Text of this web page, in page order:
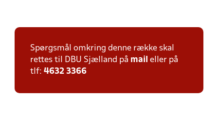
Spørgsmål omkring denne række skal
rettes til DBU Sjælland på mail eller på
tlf: 4632 3366